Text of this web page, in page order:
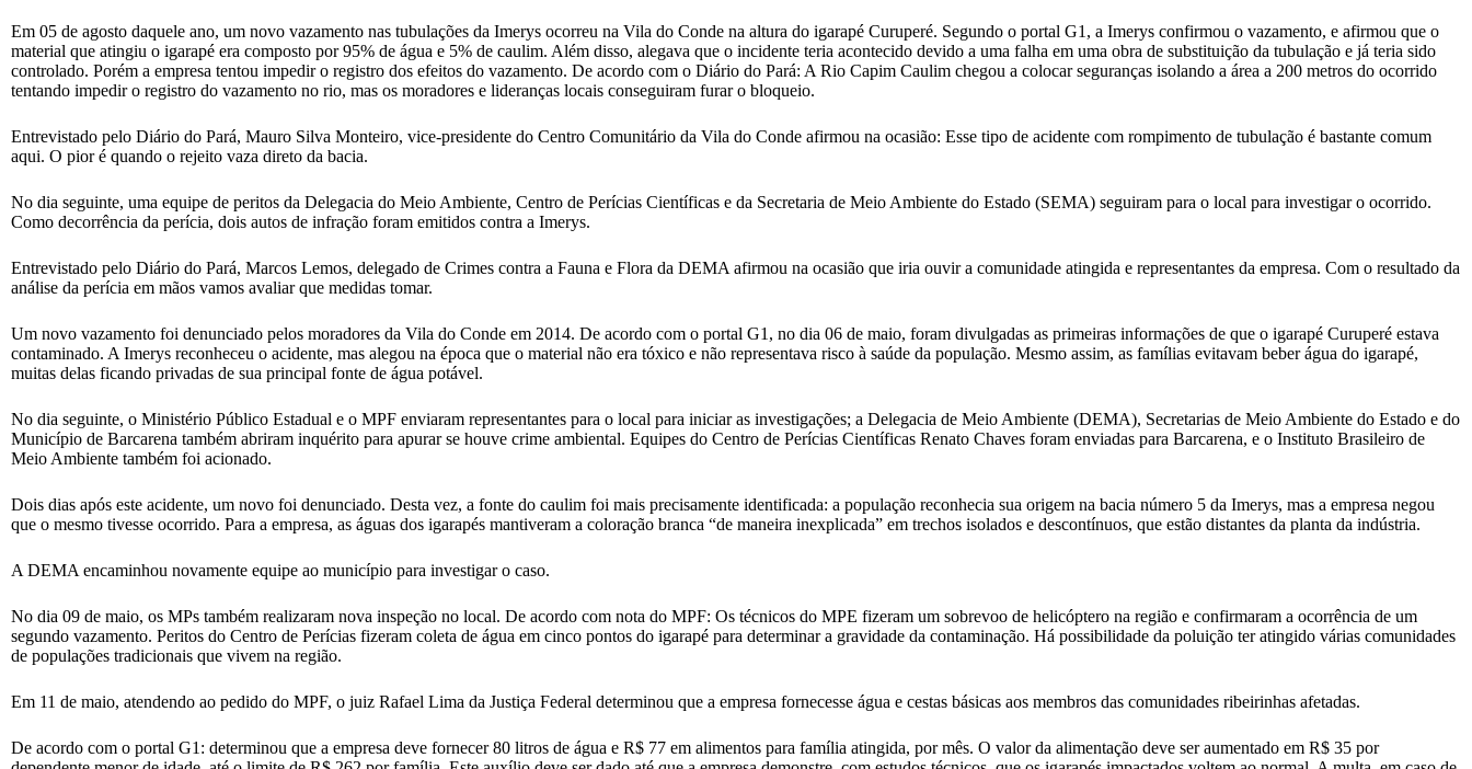
Em 05 de agosto daquele ano, um novo vazamento nas tubulações da Imerys ocorreu na Vila do Conde na altura do igarapé Curuperé. Segundo o portal G1, a Imerys confirmou o vazamento, e afirmou que o
material que atingiu o igarapé era composto por 95% de água e 5% de caulim. Além disso, alegava que o incidente teria acontecido devido a uma falha em uma obra de substituição da tubulação e já teria sido
controlado. Porém a empresa tentou impedir o registro dos efeitos do vazamento. De acordo com o Diário do Pará: A Rio Capim Caulim chegou a colocar seguranças isolando a área a 200 metros do ocorrido
tentando impedir o registro do vazamento no rio, mas os moradores e lideranças locais conseguiram furar o bloqueio.
Entrevistado pelo Diário do Pará, Mauro Silva Monteiro, vice-presidente do Centro Comunitário da Vila do Conde afirmou na ocasião: Esse tipo de acidente com rompimento de tubulação é bastante comum
aqui. O pior é quando o rejeito vaza direto da bacia.
No dia seguinte, uma equipe de peritos da Delegacia do Meio Ambiente, Centro de Perícias Científicas e da Secretaria de Meio Ambiente do Estado (SEMA) seguiram para o local para investigar o ocorrido.
Como decorrência da perícia, dois autos de infração foram emitidos contra a Imerys.
Entrevistado pelo Diário do Pará, Marcos Lemos, delegado de Crimes contra a Fauna e Flora da DEMA afirmou na ocasião que iria ouvir a comunidade atingida e representantes da empresa. Com o resultado da
análise da perícia em mãos vamos avaliar que medidas tomar.
Um novo vazamento foi denunciado pelos moradores da Vila do Conde em 2014. De acordo com o portal G1, no dia 06 de maio, foram divulgadas as primeiras informações de que o igarapé Curuperé estava
contaminado. A Imerys reconheceu o acidente, mas alegou na época que o material não era tóxico e não representava risco à saúde da população. Mesmo assim, as famílias evitavam beber água do igarapé,
muitas delas ficando privadas de sua principal fonte de água potável.
No dia seguinte, o Ministério Público Estadual e o MPF enviaram representantes para o local para iniciar as investigações; a Delegacia de Meio Ambiente (DEMA), Secretarias de Meio Ambiente do Estado e do
Município de Barcarena também abriram inquérito para apurar se houve crime ambiental. Equipes do Centro de Perícias Científicas Renato Chaves foram enviadas para Barcarena, e o Instituto Brasileiro de
Meio Ambiente também foi acionado.
Dois dias após este acidente, um novo foi denunciado. Desta vez, a fonte do caulim foi mais precisamente identificada: a população reconhecia sua origem na bacia número 5 da Imerys, mas a empresa negou
que o mesmo tivesse ocorrido. Para a empresa, as águas dos igarapés mantiveram a coloração branca “de maneira inexplicada” em trechos isolados e descontínuos, que estão distantes da planta da indústria.
A DEMA encaminhou novamente equipe ao município para investigar o caso.
No dia 09 de maio, os MPs também realizaram nova inspeção no local. De acordo com nota do MPF: Os técnicos do MPE fizeram um sobrevoo de helicóptero na região e confirmaram a ocorrência de um
segundo vazamento. Peritos do Centro de Perícias fizeram coleta de água em cinco pontos do igarapé para determinar a gravidade da contaminação. Há possibilidade da poluição ter atingido várias comunidades
de populações tradicionais que vivem na região.
Em 11 de maio, atendendo ao pedido do MPF, o juiz Rafael Lima da Justiça Federal determinou que a empresa fornecesse água e cestas básicas aos membros das comunidades ribeirinhas afetadas.
De acordo com o portal G1: determinou que a empresa deve fornecer 80 litros de água e R$ 77 em alimentos para família atingida, por mês. O valor da alimentação deve ser aumentado em R$ 35 por